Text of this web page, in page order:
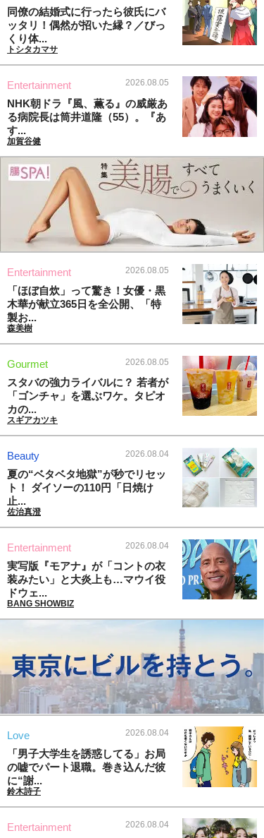
同僚の結婚式に行ったら彼氏にバ
ッタリ！偶然が招いた縁？／びっ
くり体...
トシタカマサ
Entertainment 2026.08.05
NHK朝ドラ『風、薫る』の威厳あ
る病院長は筒井道隆（55）。『あ
す...
加賀谷健
Entertainment 2026.08.05
「ほぼ自炊」って驚き！女優・黒
木華が献立365日を全公開、「特
製お...
森美樹
Gourmet 2026.08.05
スタバの強力ライバルに？ 若者が
「ゴンチャ」を選ぶワケ。タピオ
カの...
スギアカツキ
Beauty 2026.08.04
夏の“ベタベタ地獄”が秒でリセッ
ト！ ダイソーの110円「日焼け
止...
佐治真澄
Entertainment 2026.08.04
実写版『モアナ』が「コントの衣
装みたい」と大炎上も…マウイ役
ドウェ...
BANG SHOWBIZ
Love 2026.08.04
「男子大学生を誘惑してる」お局
の嘘でパート退職。巻き込んだ彼
に“謝...
鈴木詩子
Entertainment 2026.08.04